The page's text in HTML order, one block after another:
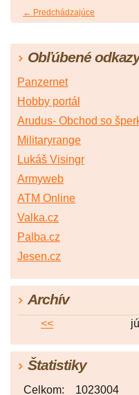
← Predchádzajúce
Obľúbené
Panzernet
Hobby portál
Arudus- Obchod so
Militaryrange
Lukáš Visingr
Armyweb
ATM Online
Valka.cz
Palba.cz
Jesen.cz
Archív
<<
Štatistiky
Celkom: 1023004